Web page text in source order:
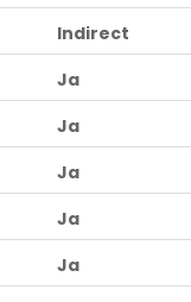
Indirect
Ja
Ja
Ja
Ja
Ja